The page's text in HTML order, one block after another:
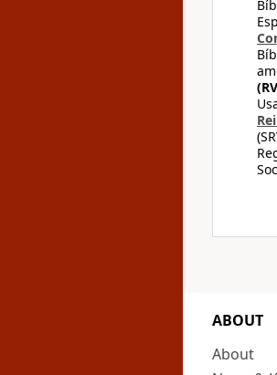
ABOUT
About